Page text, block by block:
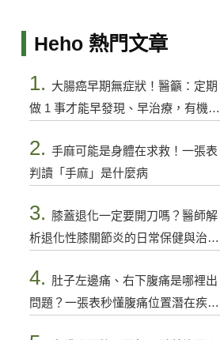
Heho 熱門文章
1. 大腸癌早期無症狀！醫籲：定期
做 1 事才能早發現、早治療，有機會
2. 手麻可能是身體在求救！一張表
判讀「手麻」是什麼病
3. 膝蓋退化一定要開刀嗎？醫師解
析退化性膝關節炎的日常保健與治療
4. 肚子左邊痛、右下腹痛是哪裡出
問題？一張表秒懂腹痛位置潛在疾病